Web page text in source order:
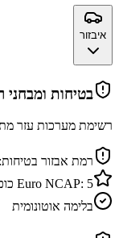
איבזור
בטיחות ומבחני
רשימת מערכות עזר
רמת אבזור בטיחות:
Euro NCAP: 5
בלימה אוטונומית